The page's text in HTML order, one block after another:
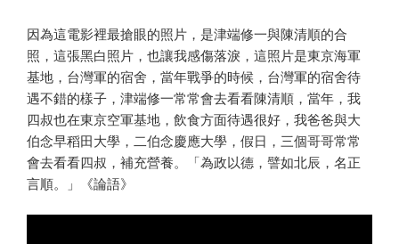
因為這電影裡最搶眼的照片，是津端修一與陳清順的合
照，這張黑白照片，也讓我感傷落淚，這照片是東京海軍
基地，台灣軍的宿舍，當年戰爭的時候，台灣軍的宿舍待
遇不錯的樣子，津端修一常常會去看看陳清順，當年，我
四叔也在東京空軍基地，飲食方面待遇很好，我爸爸與大
伯念早稻田大學，二伯念慶應大學，假日，三個哥哥常常
會去看看四叔，補充營養。「為政以德，譬如北辰，名正
言順。」《論語》